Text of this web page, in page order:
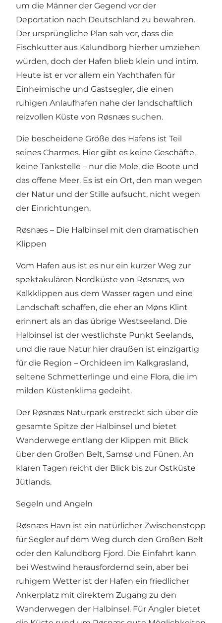
um die Männer der Gegend vor der
Deportation nach Deutschland zu bewahren.
Der ursprüngliche Plan sah vor, dass die
Fischkutter aus Kalundborg hierher umziehen
würden, doch der Hafen blieb klein und intim.
Heute ist er vor allem ein Yachthafen für
Einheimische und Gastsegler, die einen
ruhigen Anlaufhafen nahe der landschaftlich
reizvollen Küste von Røsnæs suchen.
Die bescheidene Größe des Hafens ist Teil
seines Charmes. Hier gibt es keine Geschäfte,
keine Tankstelle – nur die Mole, die Boote und
das offene Meer. Es ist ein Ort, den man wegen
der Natur und der Stille aufsucht, nicht wegen
der Einrichtungen.
Røsnæs – Die Halbinsel mit den dramatischen
Klippen
Vom Hafen aus ist es nur ein kurzer Weg zur
spektakulären Nordküste von Røsnæs, wo
Kalkklippen aus dem Wasser ragen und eine
Landschaft schaffen, die eher an Møns Klint
erinnert als an das übrige Westseeland. Die
Halbinsel ist der westlichste Punkt Seelands,
und die raue Natur hier draußen ist einzigartig
für die Region – Orchideen im Kalkgrasland,
seltene Schmetterlinge und eine Flora, die im
milden Küstenklima gedeiht.
Der Røsnæs Naturpark erstreckt sich über die
gesamte Spitze der Halbinsel und bietet
Wanderwege entlang der Klippen mit Blick
über den Großen Belt, Samsø und Fünen. An
klaren Tagen reicht der Blick bis zur Ostküste
Jütlands.
Segeln und Angeln
Røsnæs Havn ist ein natürlicher Zwischenstopp
für Segler auf dem Weg durch den Großen Belt
oder den Kalundborg Fjord. Die Einfahrt kann
bei Westwind herausfordernd sein, aber bei
ruhigem Wetter ist der Hafen ein friedlicher
Ankerplatz mit direktem Zugang zu den
Wanderwegen der Halbinsel. Für Angler bietet